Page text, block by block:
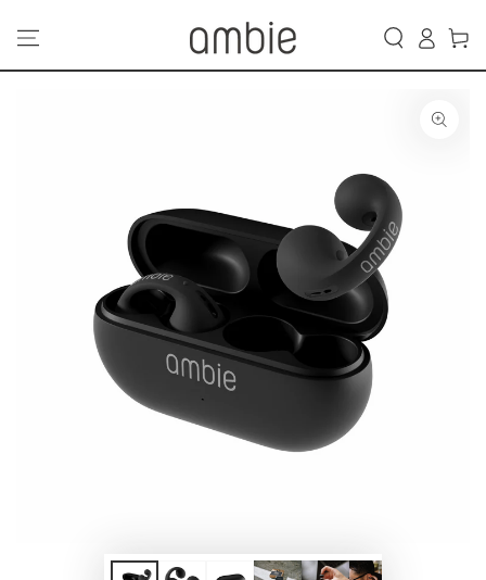
プする
イ
ー
ト
ダ
で
メ